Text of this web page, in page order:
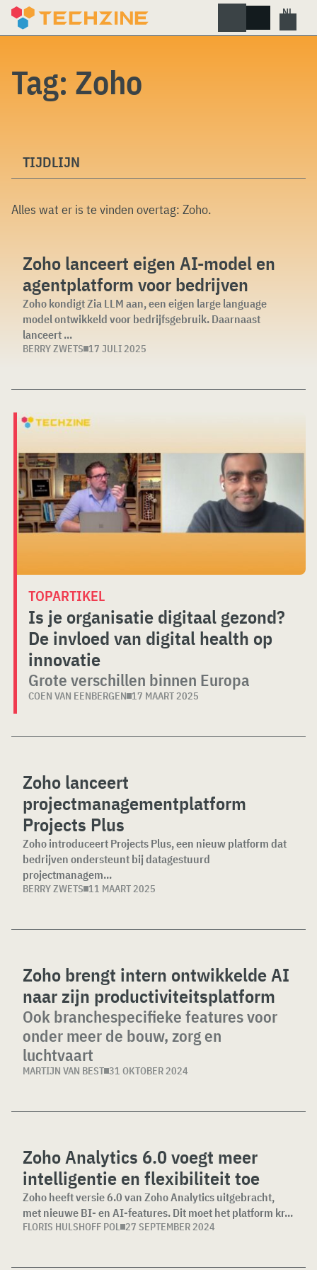
Skip
Tag: Zoho
TIJDLIJN
Alles wat er is te vinden overtag: Zoho.
Zoho lanceert eigen AI-model en
agentplatform voor bedrijven
Zoho kondigt Zia LLM aan, een eigen large language
model ontwikkeld voor bedrijfsgebruik. Daarnaast
lanceert ...
BERRY ZWETS 17 JULI 2025
TOPARTIKEL
Is je organisatie digitaal gezond?
De invloed van digital health op
innovatie
Grote verschillen binnen Europa
COEN VAN EENBERGEN 17 MAART 2025
Zoho lanceert
projectmanagementplatform
Projects Plus
Zoho introduceert Projects Plus, een nieuw platform dat
bedrijven ondersteunt bij datagestuurd
projectmanagem...
BERRY ZWETS 11 MAART 2025
Zoho brengt intern ontwikkelde AI
naar zijn productiviteitsplatform
Ook branchespecifieke features voor
onder meer de bouw, zorg en
luchtvaart
MARTIJN VAN BEST 31 OKTOBER 2024
Zoho Analytics 6.0 voegt meer
intelligentie en flexibiliteit toe
Zoho heeft versie 6.0 van Zoho Analytics uitgebracht,
met nieuwe BI- en AI-features. Dit moet het platform kr...
FLORIS HULSHOFF POL 27 SEPTEMBER 2024